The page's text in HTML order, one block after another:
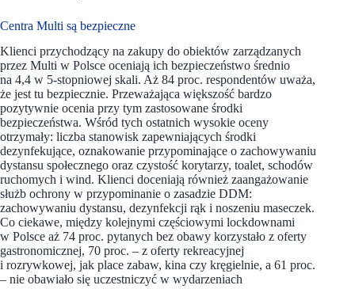
Centra Multi są bezpieczne
Klienci przychodzący na zakupy do obiektów zarządzanych
przez Multi w Polsce oceniają ich bezpieczeństwo średnio
na 4,4 w 5-stopniowej skali. Aż 84 proc. respondentów uważa,
że jest tu bezpiecznie. Przeważająca większość bardzo
pozytywnie ocenia przy tym zastosowane środki
bezpieczeństwa. Wśród tych ostatnich wysokie oceny
otrzymały: liczba stanowisk zapewniających środki
dezynfekujące, oznakowanie przypominające o zachowywaniu
dystansu społecznego oraz czystość korytarzy, toalet, schodów
ruchomych i wind. Klienci doceniają również zaangażowanie
służb ochrony w przypominanie o zasadzie DDM:
zachowywaniu dystansu, dezynfekcji rąk i noszeniu maseczek.
Co ciekawe, między kolejnymi częściowymi lockdownami
w Polsce aż 74 proc. pytanych bez obawy korzystało z oferty
gastronomicznej, 70 proc. – z oferty rekreacyjnej
i rozrywkowej, jak place zabaw, kina czy kręgielnie, a 61 proc.
– nie obawiało się uczestniczyć w wydarzeniach